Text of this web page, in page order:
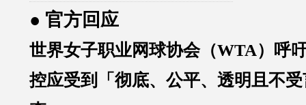
● 官方回应
世界女子职业网球协会（WTA）呼
控应受到「彻底、公平、透明且不